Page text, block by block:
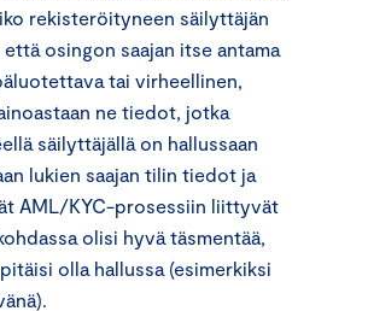
rekisteröityneen säilyttäjän
osingon saajan itse antama
tai virheellinen,
ne tiedot, jotka
säilyttäjällä on hallussaan
lukien saajan tilin tiedot ja
AML/KYC-prosessiin liittyvät
olisi hyvä täsmentää,
olla hallussa (esimerkiksi